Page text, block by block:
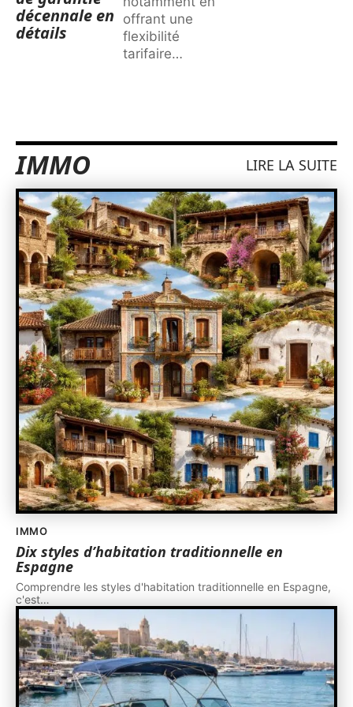
décennale en
détails
offrant une
flexibilité
tarifaire…
IMMO LIRE LA SUITE
IMMO
Dix styles d’habitation traditionnelle en
Espagne
Comprendre les styles d'habitation traditionnelle en Espagne,
c'est…